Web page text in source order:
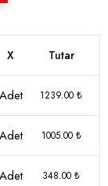
X Tutar
Adet 1239.00 ₺
Adet 1005.00 ₺
Adet 348.00 ₺